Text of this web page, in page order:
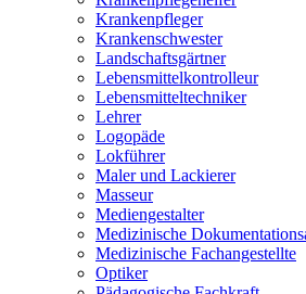
Krankenpfleger
Krankenschwester
Landschaftsgärtner
Lebensmittelkontrolleur
Lebensmitteltechniker
Lehrer
Logopäde
Lokführer
Maler und Lackierer
Masseur
Mediengestalter
Medizinische
Medizinische Fachangestellte
Optiker